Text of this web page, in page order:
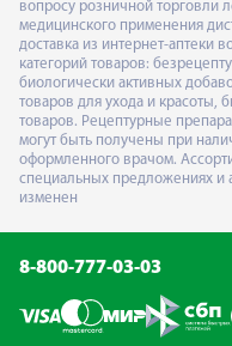
вопросу розничной торговли
медицинского применения
доставка из интернет-аптеки
категорий товаров:
биологически активных
товаров для ухода и красоты,
товаров. Рецептурные
могут быть получены при
оформленного врачом.
специальных предложениях и
изменен
8-800-777-03-03